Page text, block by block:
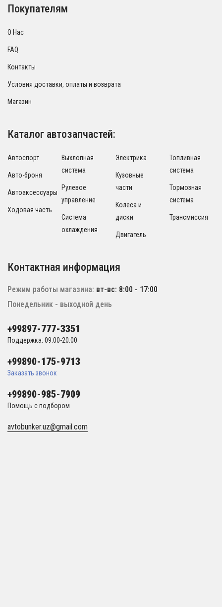
Покупателям
О Нас
FAQ
Контакты
Условия доставки, оплаты и возврата
Магазин
Каталог автозапчастей:
Автоспорт
Авто-броня
Автоаксессуары
Ходовая часть
Выхлопная
система
Рулевое
управление
Система
охлаждения
Электрика
Кузовные
части
Колеса и
диски
Двигатель
Топливная
система
Тормозная
система
Трансмиссия
Контактная информация
Режим работы магазина: вт-вс: 8:00 - 17:00
Понедельник - выходной день
+99897-777-3351
Поддержка: 09:00-20:00
+99890-175-9713
Заказать звонок
+99890-985-7909
Помощь с подбором
avtobunker.uz@gmail.com